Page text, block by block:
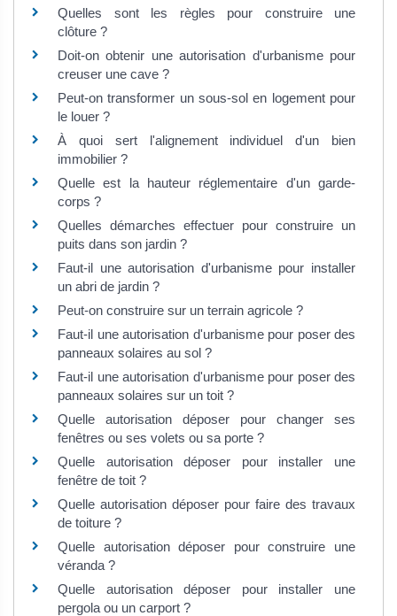
Quelles sont les règles pour construire une
clôture ?
Doit-on obtenir une autorisation d'urbanisme pour
creuser une cave ?
Peut-on transformer un sous-sol en logement pour
le louer ?
À quoi sert l'alignement individuel d'un bien
immobilier ?
Quelle est la hauteur réglementaire d'un garde-
corps ?
Quelles démarches effectuer pour construire un
puits dans son jardin ?
Faut-il une autorisation d'urbanisme pour installer
un abri de jardin ?
Peut-on construire sur un terrain agricole ?
Faut-il une autorisation d'urbanisme pour poser des
panneaux solaires au sol ?
Faut-il une autorisation d'urbanisme pour poser des
panneaux solaires sur un toit ?
Quelle autorisation déposer pour changer ses
fenêtres ou ses volets ou sa porte ?
Quelle autorisation déposer pour installer une
fenêtre de toit ?
Quelle autorisation déposer pour faire des travaux
de toiture ?
Quelle autorisation déposer pour construire une
véranda ?
Quelle autorisation déposer pour installer une
pergola ou un carport ?